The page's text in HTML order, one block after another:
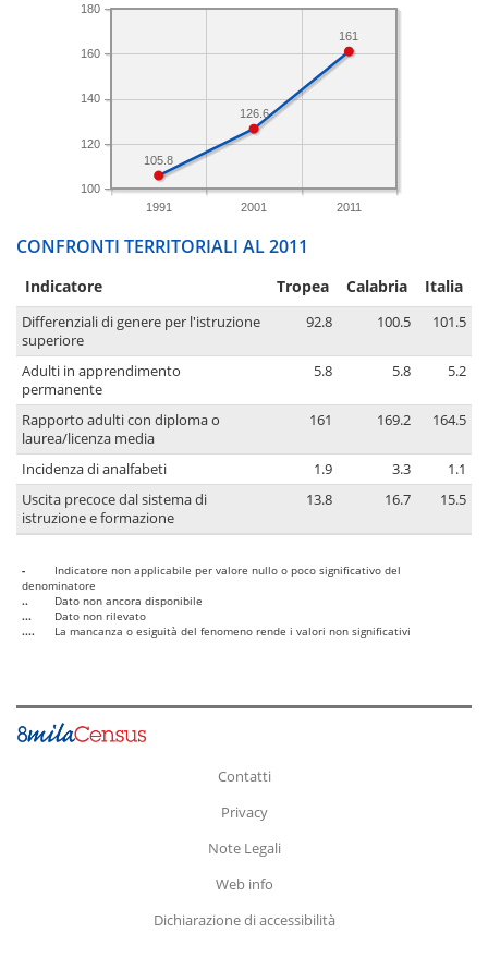
1991 2001 2011
100
120
140
160
180
161
126.6
105.8
CONFRONTI TERRITORIALI AL 2011
Indicatore Tropea Calabria Italia
Differenziali di genere per l'istruzione
superiore
92.8 100.5 101.5
Adulti in apprendimento
permanente
5.8 5.8 5.2
Rapporto adulti con diploma o
laurea/licenza media
161 169.2 164.5
Incidenza di analfabeti 1.9 3.3
1.1
Uscita precoce dal sistema di
istruzione e formazione
13.8 16.7 15.5
-
Indicatore non applicabile per valore nullo o poco significativo del
denominatore
..
Dato non ancora disponibile
...
Dato non rilevato
....
La mancanza o esiguità del fenomeno rende i valori non significativi
Contatti
Privacy
Note Legali
Web info
Dichiarazione di accessibilità